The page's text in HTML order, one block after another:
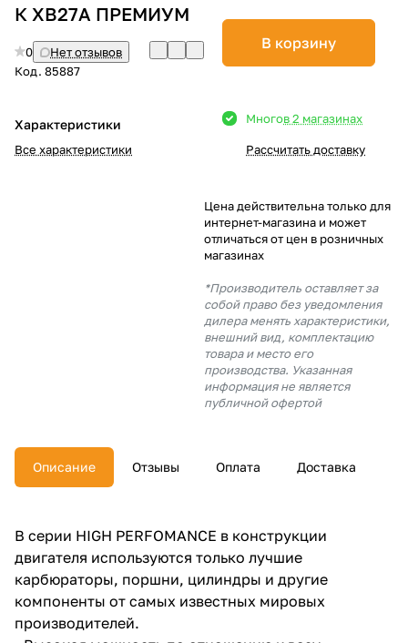
К ХВ27А ПРЕМИУМ
0
Нет отзывов
Код. 85887
Характеристики
Все характеристики
В корзину
Многов 2 магазинах
Рассчитать доставку
Цена действительна только для
интернет-магазина и может
отличаться от цен в розничных
магазинах
*Производитель оставляет за
собой право без уведомления
дилера менять характеристики,
внешний вид, комплектацию
товара и место его
производства. Указанная
информация не является
публичной офертой
Описание Отзывы Оплата Доставка
В серии HIGH PERFOMANCE в конструкции
двигателя используются только лучшие
карбюраторы, поршни, цилиндры и другие
компоненты от самых известных мировых
производителей.
Сегодня
в корзину
% картой любого банка
выбранный способом
% будут
с вашей карты
каждые 2 недели
Подробнее
25
Остались вопросы?